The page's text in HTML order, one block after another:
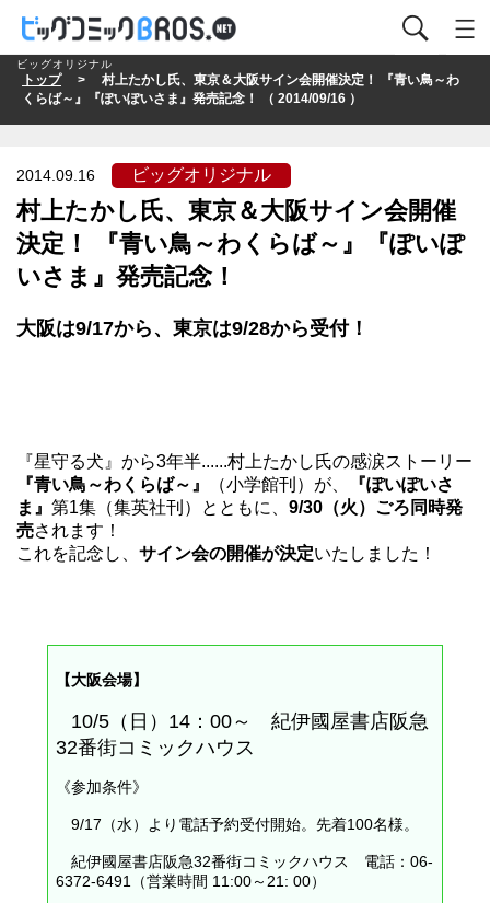
トップ> 村上たかし氏、東京＆大阪サイン会開催決定！ 『青い鳥～わ
くらば～』『ぽいぽいさま』発売記念！ （ 2014/09/16 ）
ビッグオリジナル
2014.09.16
村上たかし氏、東京＆大阪サイン会開催
決定！ 『青い鳥～わくらば～』『ぽいぽ
いさま』発売記念！
ビッグオリジナル
大阪は9/17から、東京は9/28から受付！
『星守る犬』から3年半......村上たかし氏の感涙ストーリー
『青い鳥～わくらば～』
（小学館刊）が、
『ぽいぽいさ
ま』 第1集（集英社刊）とともに、 9/30（火）ごろ同時発
売されます！
これを記念し、 サイン会の開催が決定いたしました！
【大阪会場】
10/5（日）14：00～ 紀伊國屋書店阪急
32番街コミックハウス
《参加条件》
9/17（水）より電話予約受付開始。先着100名様。
紀伊國屋書店阪急32番街コミックハウス 電話：06-
6372-6491（営業時間 11:00～21: 00）